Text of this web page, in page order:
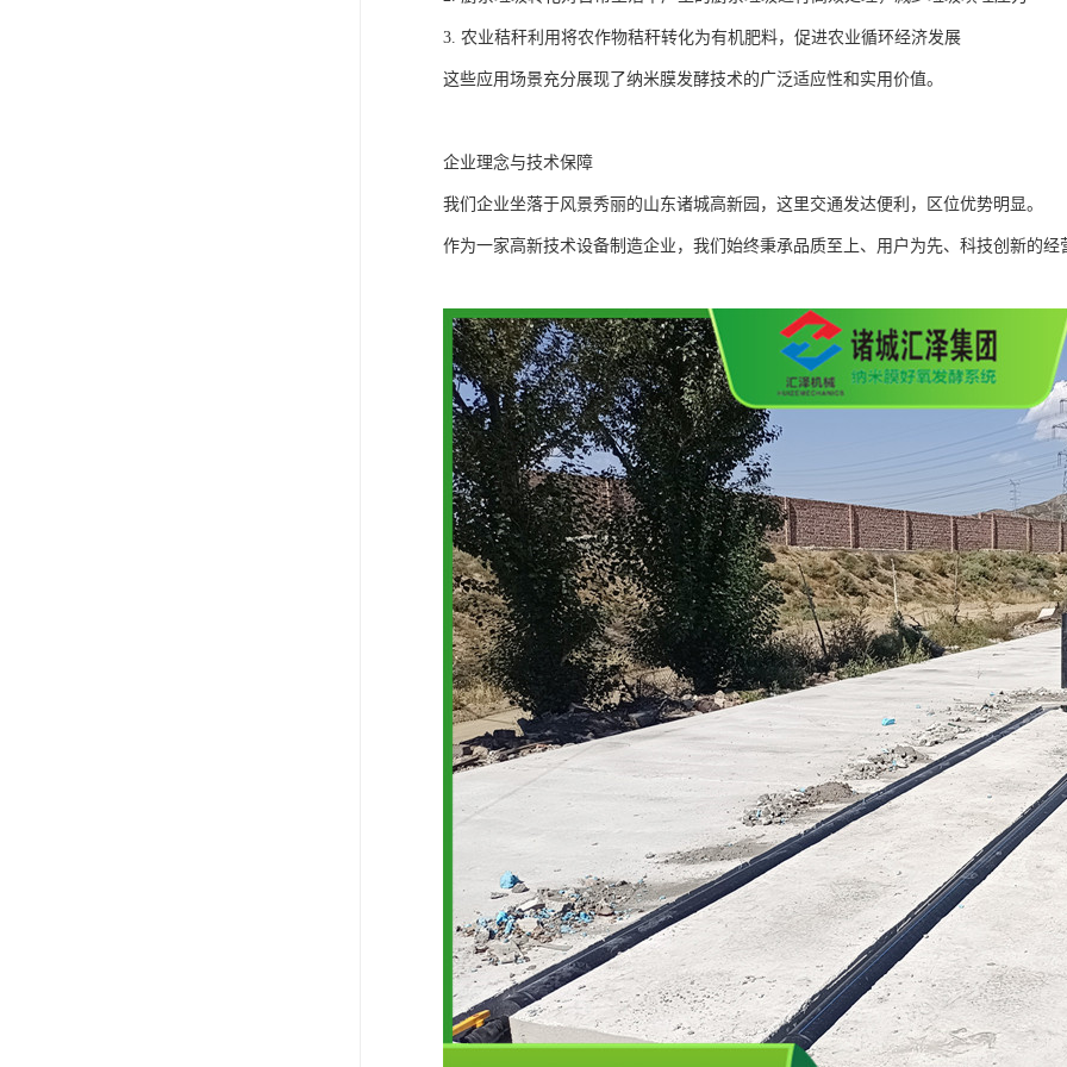
3. 农业秸秆利用将农作物秸秆转化为有机肥料，促进农业循环经济发展
这些应用场景充分展现了纳米膜发酵技术的广泛适应性和实用价值。
企业理念与技术保障
我们企业坐落于风景秀丽的山东诸城高新园，这里交通发达便利，区位优势明显。
作为一家高新技术设备制造企业，我们始终秉承品质至上、用户为先、科技创新的经